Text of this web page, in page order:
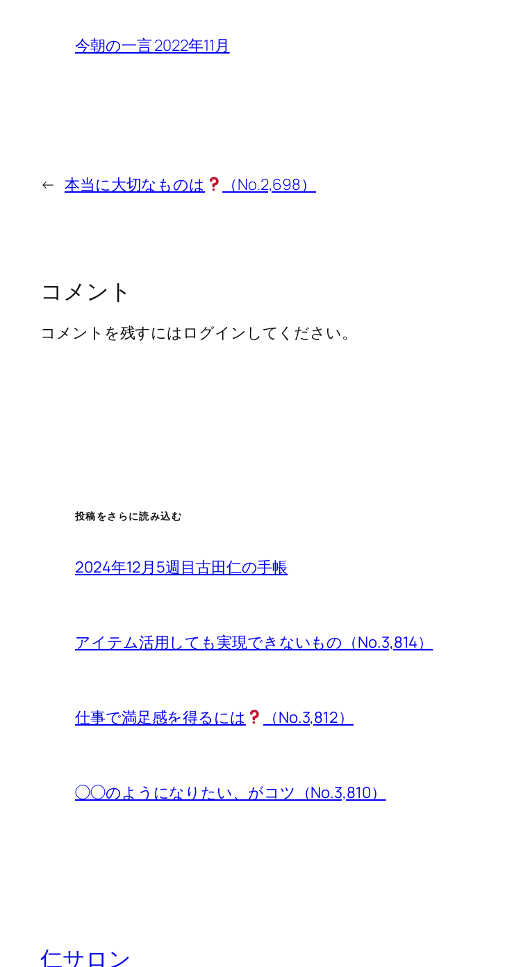
今朝の一言 2022年11月
← 本当に大切なものは （No.2,698）
コメント
コメントを残すにはログインしてください。
投稿をさらに読み込む
2024年12月5週目古田仁の手帳
アイテム活用しても実現できないもの（No.3,814）
仕事で満足感を得るには （No.3,812）
◯◯のようになりたい、がコツ（No.3,810）
仁サロン